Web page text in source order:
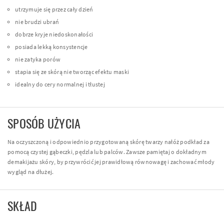
utrzymuje się przez cały dzień
nie brudzi ubrań
dobrze kryje niedoskonałości
posiada lekką konsystencje
nie zatyka porów
stapia się ze skórą nie tworząc efektu maski
idealny do cery normalnej i tłustej
SPOSÓB UŻYCIA
Na oczyszczoną i odpowiednio przygotowaną skórę twarzy nałóż podkład za
pomocą czystej gąbeczki, pędzla lub palców. Zawsze pamiętaj o dokładnym
demakijażu skóry, by przywrócić jej prawidłową równowagę i zachować młody
wygląd na dłużej.
SKŁAD